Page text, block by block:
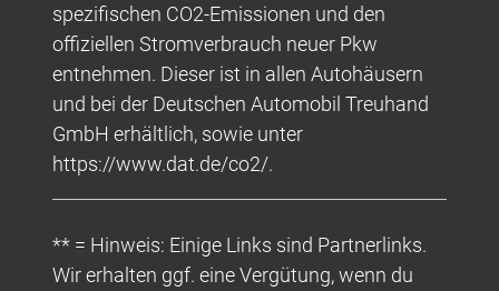
spezifischen CO2-Emissionen und den
offiziellen Stromverbrauch neuer Pkw
entnehmen. Dieser ist in allen Autohäusern
und bei der Deutschen Automobil Treuhand
GmbH erhältlich, sowie unter
https://www.dat.de/co2/.
** = Hinweis: Einige Links sind Partnerlinks.
Wir erhalten ggf. eine Vergütung, wenn du